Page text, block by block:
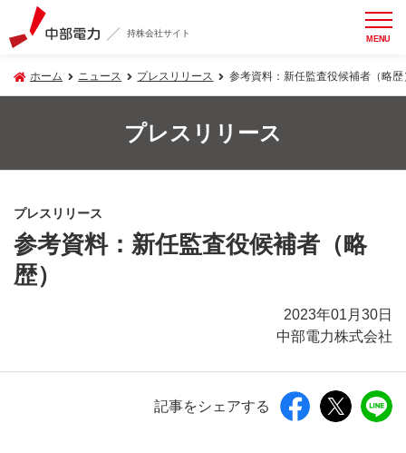
持株会社サイト MENU
ホーム ニュース プレスリリース 参考資料：新任監査役候補者（略歴
プレスリリース
プレスリリース
参考資料：新任監査役候補者（略
歴）
2023年01月30日
中部電力株式会社
記事をシェアする